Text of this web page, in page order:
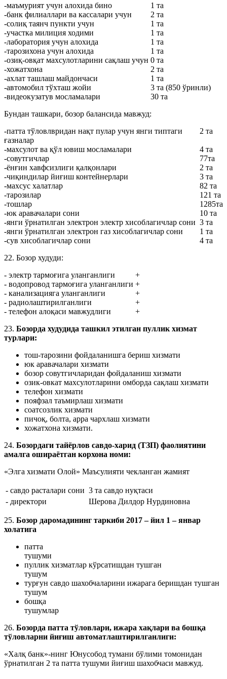
-маъмурият учун алохида бино
1 та
-банк филиаллари ва кассалари учун
2 та
-солиқ таянч пункти учун
1 та
-участка милиция ходими
1 та
-лаборатория учун алохида
1 та
-тарозихона учун алохида
1 та
-озиқ-овқат махсулотларини сақлаш учун 0 та
-хожатхона
2 та
-ахлат ташлаш майдончаси
1 та
-автомобил тўхташ жойи
3 та (850 ўринли)
-видеокузатув мосламалари
30 та
Бундан ташкари, бозор балансида мавжуд:
-патта тўловлвридан нақт пулар учун янги типтаги
ғазналар
2 та
-махсулот ва қўл ювиш мосламалари
4 та
-совутгичлар
77та
-ёнғин хавфсизлиги қалқонлари
2 та
-чиқиндилар йиғиш контейнерлари
3 та
-махсус халатлар
82 та
-тарозилар
121 та
-тошлар
1285та
-юк аравачалари сони
10 та
-янги ўрнатилган электрон электр хисоблагичлар сони 3 та
-янги ўрнатилган электрон газ хисоблагичлар сони
1 та
-сув хисоблагичлар сони
4 та
22. Бозор худуди:
- электр тармоғига уланганлиги
+
- водопровод тармоғига уланганлиги +
- канализацияга уланганлиги
+
- радиолаштирилганлиги
+
- телефон алоқаси мавжудлиги
+
23. Бозорда худудида ташкил этилган пуллик хизмат
турлари:
тош-тарозини фойдаланишга бериш хизмати
юк аравачалари хизмати
бозор совутгичларидан фойдаланиш хизмати
озик-овкат махсулотларини омборда сақлаш хизмати
телефон хизмати
пояфзал таъмирлаш хизмати
соатсозлик хизмати
пичоқ, болта, арра чархлаш хизмати
хожатхона хизмати.
24. Бозордаги тайёрлов савдо-харид (ТЗП) фаолиятини
амалга ошираётган корхона номи:
«Элга хизмати Олой» Маъсулияти чекланган жамият
- савдо расталари сони 3 та савдо нуқтаси
- директори
Шерова Дилдор Нурдиновна
25. Бозор даромадининг таркиби 2017 – йил 1 – январ
холатига
патта
пуллик хизматлар кўрсатишдан тушган
тушум
турғун савдо шахобчаларини ижарага беришдан тушган
тушум
бошқа
26. Бозорда патта тўловлари, ижара хақлари ва бошқа
тўловларни йиғиш автоматлаштирилганлиги:
«Халқ банк»-нинг Юнусобод тумани бўлими томонидан
ўрнатилган 2 та патта тушуми йиғиш шахобчаси мавжуд.